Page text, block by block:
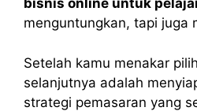
bisnis online untuk
menguntungkan, tapi juga
Setelah kamu menakar
selanjutnya adalah
strategi pemasaran yang